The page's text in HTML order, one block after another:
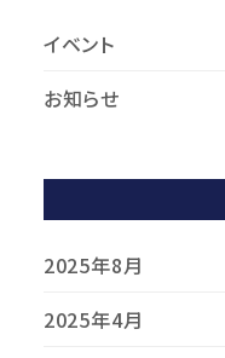
イベント
お知らせ
2025年8月
2025年4月